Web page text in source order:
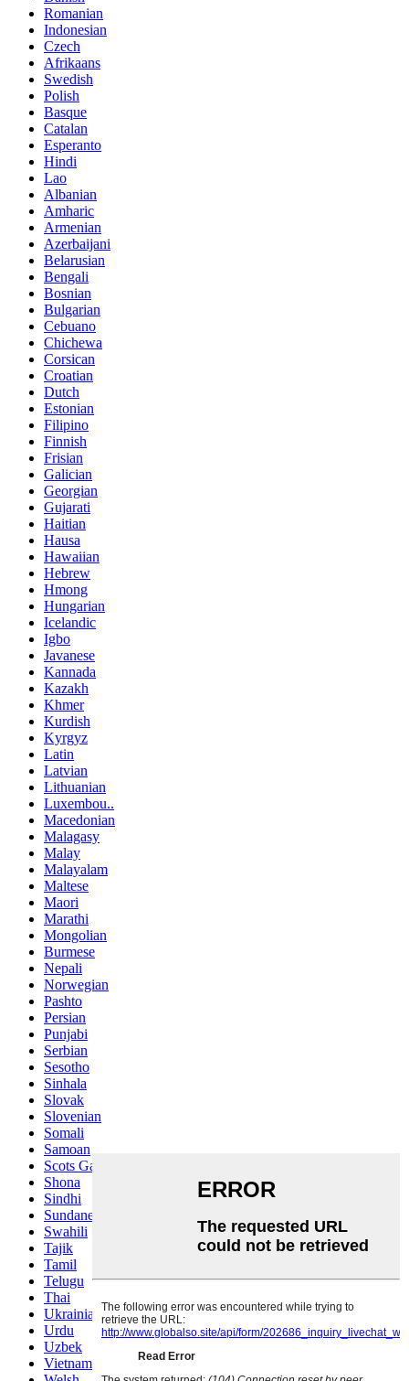
Romanian
Indonesian
Czech
Afrikaans
Swedish
Polish
Basque
Catalan
Esperanto
Hindi
Lao
Albanian
Amharic
Armenian
Azerbaijani
Belarusian
Bengali
Bosnian
Bulgarian
Cebuano
Chichewa
Corsican
Croatian
Dutch
Estonian
Filipino
Finnish
Frisian
Galician
Georgian
Gujarati
Haitian
Hausa
Hawaiian
Hebrew
Hmong
Hungarian
Icelandic
Igbo
Javanese
Kannada
Kazakh
Khmer
Kurdish
Kyrgyz
Latin
Latvian
Lithuanian
Luxembou..
Macedonian
Malagasy
Malay
Malayalam
Maltese
Maori
Marathi
Mongolian
Burmese
Nepali
Norwegian
Pashto
Persian
Punjabi
Serbian
Sesotho
Sinhala
Slovak
Slovenian
Somali
Samoan
Scots Gaelic
Shona
Sindhi
Sundanese
Swahili
Tajik
Tamil
Telugu
Thai
Ukrainian
Urdu
Uzbek
Vietnamese